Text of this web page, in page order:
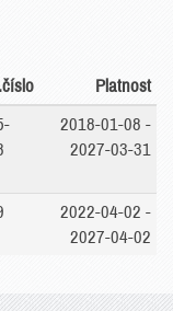
Platnost
2018-01-08 -
2027-03-31
2022-04-02 -
2027-04-02